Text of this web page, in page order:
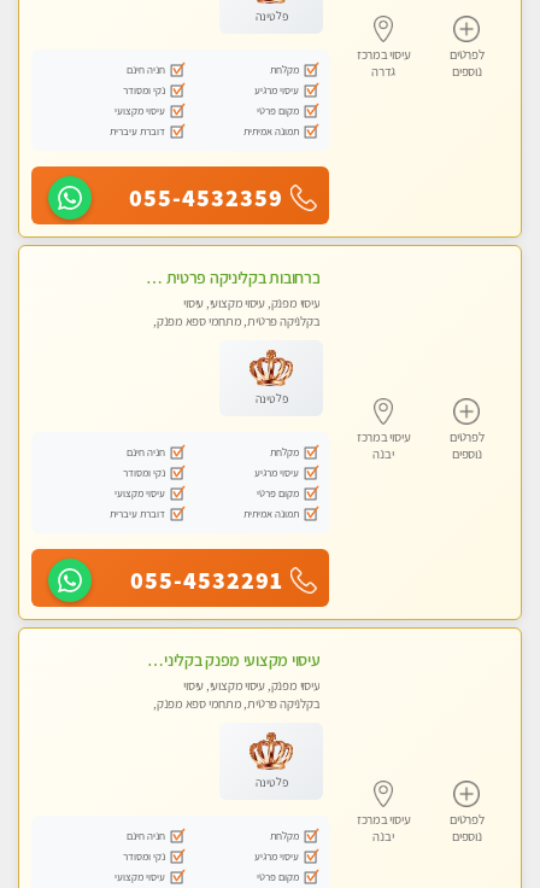
לפרטים
נוספים
עיסוי במרכז
גדרה
פלטינה
מקלחת
חניה חינם
עיסוי מרגיע
נקי ומסודר
מקום פרטי
עיסוי מקצועי
תמונה אמיתית
דוברת עיברית
055-4532359
לפרטים
נוספים
עיסוי במרכז
יבנה
ברחובות בקליניקה פרטית כל סוגי העיסויים מעסה מקצועית ואיכותית פרטי!!
עיסוי מפנק, עיסוי מקצועי, עיסוי
בקלניקה פרטית, מתחמי ספא מפנק,
פלטינה
מקלחת
חניה חינם
עיסוי מרגיע
נקי ומסודר
מקום פרטי
עיסוי מקצועי
תמונה אמיתית
דוברת עיברית
055-4532291
לפרטים
נוספים
עיסוי במרכז
יבנה
עיסוי מקצועי מפנק בקליניקה פרטית שירות vip לרציניים בלבד! מומלץ!! ללא מין
עיסוי מפנק, עיסוי מקצועי, עיסוי
בקלניקה פרטית, מתחמי ספא מפנק,
פלטינה
מקלחת
חניה חינם
עיסוי מרגיע
נקי ומסודר
מקום פרטי
עיסוי מקצועי